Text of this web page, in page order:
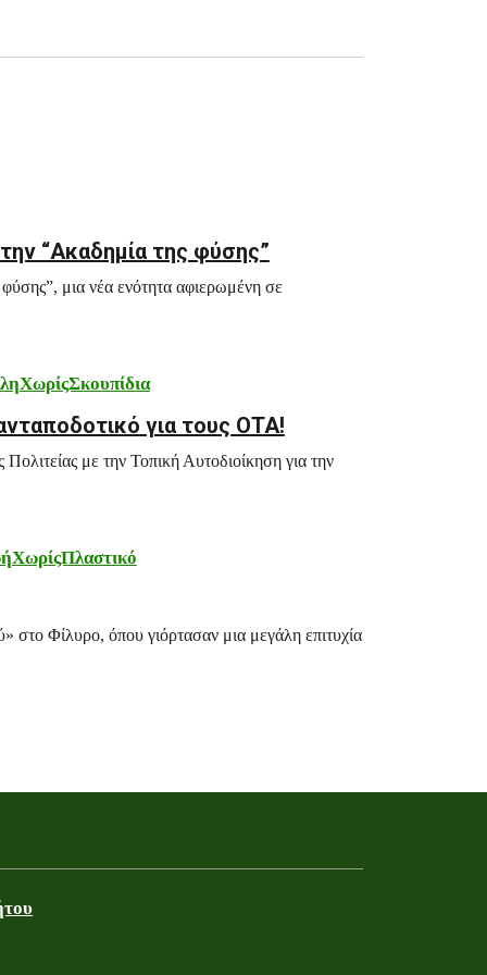
“Ακαδημία της φύσης”
μια νέα ενότητα αφιερωμένη σε
για τους ΟΤΑ!
με την Τοπική Αυτοδιοίκηση για την
Φίλυρο, όπου γιόρτασαν μια μεγάλη επιτυχία